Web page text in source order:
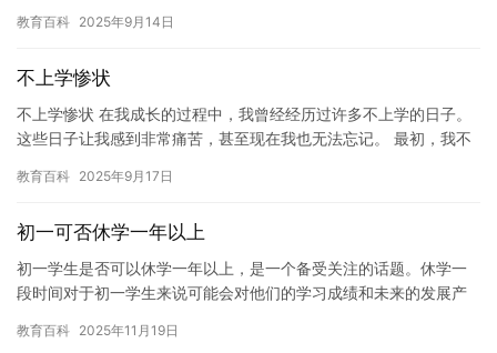
教育百科 2025年9月14日
不上学惨状
不上学惨状 在我成长的过程中，我曾经经历过许多不上学的日子。
这些日子让我感到非常痛苦，甚至现在我也无法忘记。 最初，我不
无…
教育百科 2025年9月17日
初一可否休学一年以上
初一学生是否可以休学一年以上，是一个备受关注的话题。休学一
段时间对于初一学生来说可能会对他们的学习成绩和未来的发展产
上的…
教育百科 2025年11月19日